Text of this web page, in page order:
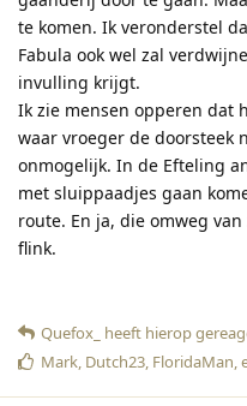
te komen. Ik veronderstel
Fabula ook wel zal
invulling krijgt.
Ik zie mensen opperen dat
waar vroeger de doorsteek
onmogelijk. In de Efteling
met sluippaadjes gaan
route. En ja, die omweg
flink.
Quefox_ heeft hierop
Mark, Dutch23, FloridaMan,